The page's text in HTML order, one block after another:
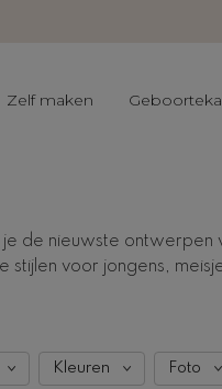
Zelf maken
de nieuwste ontwerpen
voor jongens,
Kleuren Foto